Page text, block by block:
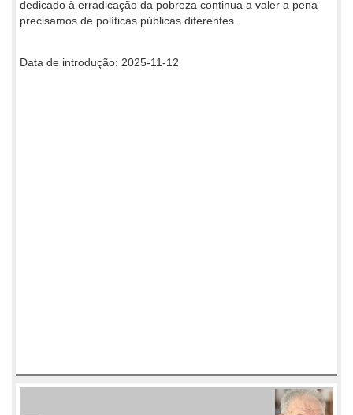
dedicado à erradicação da pobreza continua a valer a pena
precisamos de políticas públicas diferentes.
Data de introdução: 2025-11-12